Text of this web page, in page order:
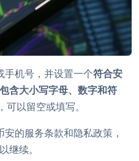
手机号，并设置一个符合安
含大小写字母、数字和符
可以留空或填写。
的服务条款和隐私政策，
继续。